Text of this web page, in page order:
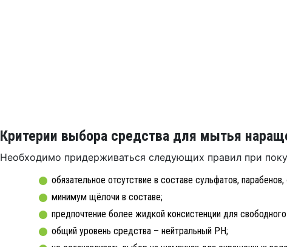
Критерии выбора средства для мытья
Необходимо придерживаться следующих правил при
обязательное отсутствие в составе сульфатов,
минимум щёлочи в составе;
предпочтение более жидкой консистенции для
общий уровень средства – нейтральный PH;